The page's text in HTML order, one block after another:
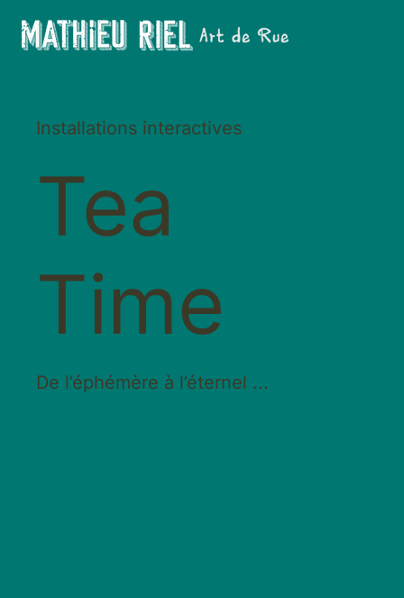
Installations interactives
De l’éphémère à l’éternel ...
Tea
Time